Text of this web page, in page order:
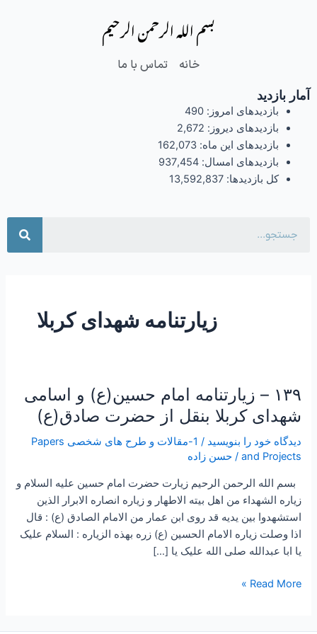
بسم الله الرحمن الرحیم
خانه تماس با ما
آمار بازدید
بازدیدهای امروز: 490
بازدیدهای دیروز: 2,672
بازدیدهای این ماه: 162,073
بازدیدهای امسال: 937,454
کل بازدیدها: 13,592,837
زیارتنامه شهدای کربلا
۱۳۹ – زیارتنامه امام حسین(ع) و اسامی
شهدای کربلا بنقل از حضرت صادق(ع)
دیدگاه‌ خود را بنویسید /
1-مقالات و طرح های شخصی Papers
and Projects
/حسن زاده
بسم الله الرحمن الرحیم زیارت حضرت امام حسین علیه السلام و
زیاره الشهداء من اهل بیته الاطهار و زیاره انصاره الابرار الذین
استشهدوا بین یدیه قد روی ابن عمار من الامام الصادق (ع) : قال
اذا وصلت زیاره الامام الحسین (ع) زره بهذه الزیاره : السلام علیک
یا ابا عبدالله صلی الله علیک یا […]
۱۳۹
زیارتنامه
امام
حسین(ع)
اسامی
شهدای
کربلا
بنقل
حضرت
Read More »